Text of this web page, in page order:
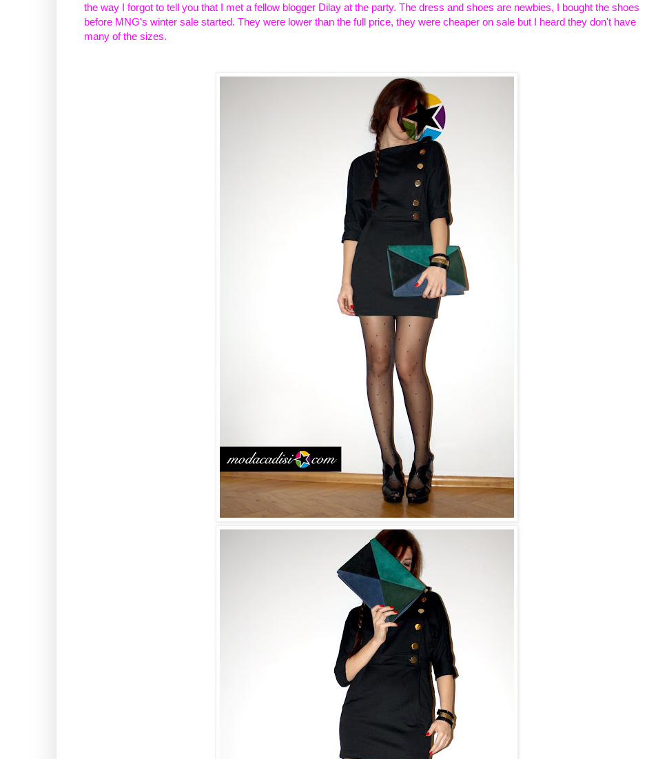
the way I forgot to tell you that I met a fellow blogger Dilay at the party. The dress and shoes are newbies, I bought the shoes
before MNG's winter sale started. They were lower than the full price, they were cheaper on sale but I heard they don't have
many of the sizes.